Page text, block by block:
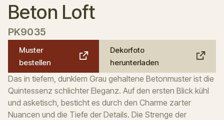
Beton Loft
PK9035
Muster
bestellen
Dekorfoto
herunterladen
Das in tiefem, dunklem Grau gehaltene Betonmuster ist die
Quintessenz schlichter Eleganz. Auf den ersten Blick kühl
und asketisch, besticht es durch den Charme zarter
Nuancen und die Tiefe der Details. Die Strenge der